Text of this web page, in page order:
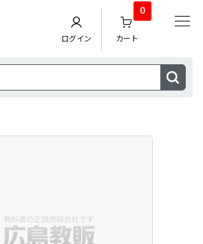
ログイン カート
0